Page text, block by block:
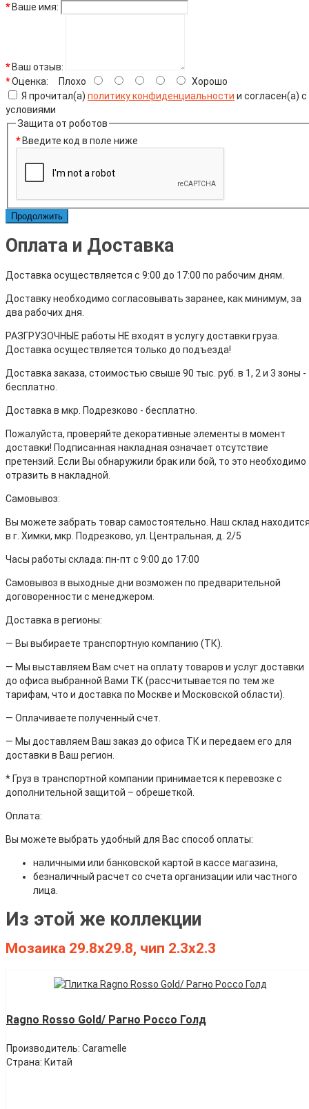
Ваше имя:
Ваш отзыв:
Оценка: Плохо
Хорошо
Я прочитал(а) политику конфиденциальности и согласен(а) с
условиями
Защита от роботов
Введите код в поле ниже
Продолжить
Оплата и Доставка
Доставка осуществляется с 9:00 до 17:00 по рабочим дням.
Доставку необходимо согласовывать заранее, как минимум, за
два рабочих дня.
РАЗГРУЗОЧНЫЕ работы НЕ входят в услугу доставки груза.
Доставка осуществляется только до подъезда!
Доставка заказа, стоимостью свыше 90 тыс. руб. в 1, 2 и 3 зоны -
бесплатно.
Доставка в мкр. Подрезково - бесплатно.
Пожалуйста, проверяйте декоративные элементы в момент
доставки! Подписанная накладная означает отсутствие
претензий. Если Вы обнаружили брак или бой, то это необходимо
отразить в накладной.
Самовывоз:
Вы можете забрать товар самостоятельно. Наш склад
в г. Химки, мкр. Подрезково, ул. Центральная, д. 2/5
Часы работы склада: пн-пт с 9:00 до 17:00
Самовывоз в выходные дни возможен по предварительной
договоренности с менеджером.
Доставка в регионы:
— Вы выбираете транспортную компанию (ТК).
— Мы выставляем Вам счет на оплату товаров и услуг доставки
до офиса выбранной Вами ТК (рассчитывается по тем же
тарифам, что и доставка по Москве и Московской области).
— Оплачиваете полученный счет.
— Мы доставляем Ваш заказ до офиса ТК и передаем его для
доставки в Ваш регион.
* Груз в транспортной компании принимается к перевозке с
дополнительной защитой – обрешеткой.
Оплата:
Вы можете выбрать удобный для Вас способ оплаты:
наличными или банковской картой в кассе магазина,
безналичный расчет со счета организации или частного
лица.
Из этой же коллекции
Мозаика 29.8х29.8, чип 2.3х2.3
Ragno Rosso Gold/ Рагно Россо Голд
Производитель: Caramelle
Страна: Китай